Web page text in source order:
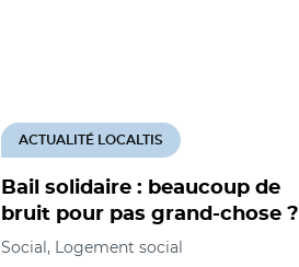
Bail solidaire : beaucoup de
bruit pour pas grand-chose ?
ACTUALITÉ LOCALTIS
Social, Logement social